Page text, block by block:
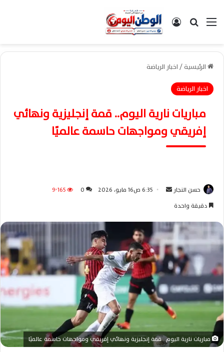
القائمةبحث عن تسجيل الدخول
الرئيسية/اخبار الرياضة
اخبار الرياضة
مباريات نارية اليوم.. قمة إنجليزية ونهائي
إفريقي ومواجهات حاسمة عالميًا
حسن النجار
ب
ر
ي
د
ا
إ
ل
ت
ر
6:35 ص16 مايو، 2026 0
9٬165
دقيقة واحدة
مباريات نارية اليوم.. قمة إنجليزية ونهائي إفريقي ومواجهات حاسمة عالميًا